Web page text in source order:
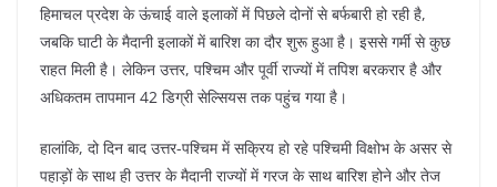
हिमाचल प्रदेश के ऊंचाई वाले इलाकों में पिछले दोनों से बर्फबारी हो रही है,
जबकि घाटी के मैदानी इलाकों में बारिश का दौर शुरू हुआ है। इससे गर्मी से कुछ
राहत मिली है। लेकिन उत्तर, पश्चिम और पूर्वी राज्यों में तपिश बरकरार है और
अधिकतम तापमान 42 डिग्री सेल्सियस तक पहुंच गया है।
हालांकि, दो दिन बाद उत्तर-पश्चिम में सक्रिय हो रहे पश्चिमी विक्षोभ के असर से
पहाड़ों के साथ ही उत्तर के मैदानी राज्यों में गरज के साथ बारिश होने और तेज